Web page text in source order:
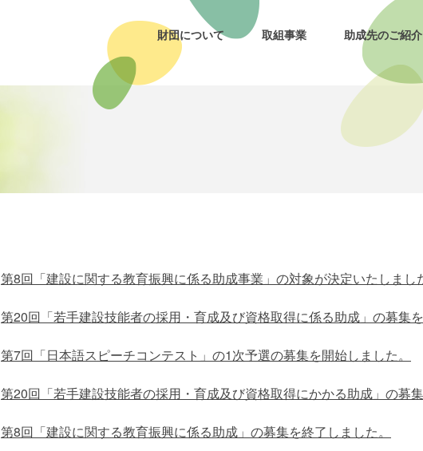
財団について 取組事業 助成先のご紹介
第8回「建設に関する教育振興に係る助成事業」の対象が決定いたしまし
第20回「若手建設技能者の採用・育成及び資格取得に係る助成」の募集を
第7回「日本語スピーチコンテスト」の1次予選の募集を開始しました。
第20回「若手建設技能者の採用・育成及び資格取得にかかる助成」の募集
第8回「建設に関する教育振興に係る助成」の募集を終了しました。